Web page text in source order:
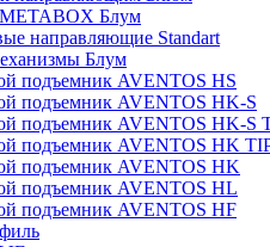
Блум
направляющие Standart
Блум
подъемник AVENTOS HS
подъемник AVENTOS HK-S
подъемник AVENTOS HK-S
подъемник AVENTOS HK
подъемник AVENTOS HK
подъемник AVENTOS HL
подъемник AVENTOS HF